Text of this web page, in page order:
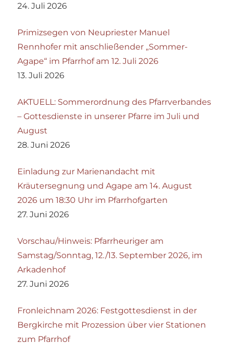
24. Juli 2026
Primizsegen von Neupriester Manuel
Rennhofer mit anschließender „Sommer-
Agape“ im Pfarrhof am 12. Juli 2026
13. Juli 2026
AKTUELL: Sommerordnung des Pfarrverbandes
– Gottesdienste in unserer Pfarre im Juli und
August
28. Juni 2026
Einladung zur Marienandacht mit
Kräutersegnung und Agape am 14. August
2026 um 18:30 Uhr im Pfarrhofgarten
27. Juni 2026
Vorschau/Hinweis: Pfarrheuriger am
Samstag/Sonntag, 12./13. September 2026, im
Arkadenhof
27. Juni 2026
Fronleichnam 2026: Festgottesdienst in der
Bergkirche mit Prozession über vier Stationen
zum Pfarrhof